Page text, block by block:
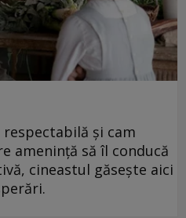
și cam
amenință să îl conducă
cineastul găsește aici